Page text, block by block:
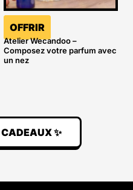
OFFRIR
Atelier Wecandoo –
Composez votre parfum avec
un nez
✨